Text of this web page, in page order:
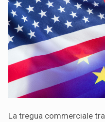
La tregua commerciale tra